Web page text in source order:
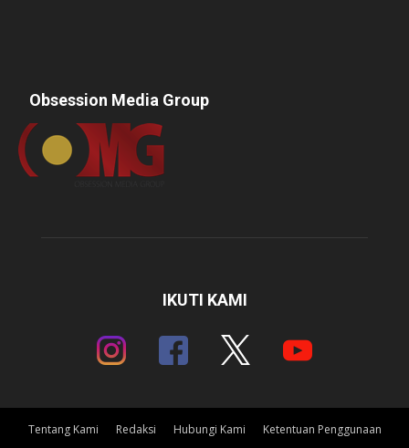
Obsession Media Group
IKUTI KAMI
Tentang Kami Redaksi Hubungi Kami Ketentuan Penggunaan